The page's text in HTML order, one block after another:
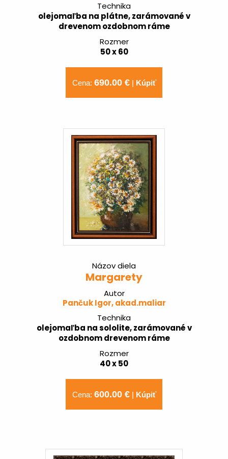
Technika
olejomaľba na plátne, zarámované v
drevenom ozdobnom ráme
Rozmer
50 x 60
Cena: 690.00 €| Kúpiť
Názov diela
Margarety
Autor
Pančuk Igor, akad.maliar
Technika
olejomaľba na sololite, zarámované v
ozdobnom drevenom ráme
Rozmer
40 x 50
Cena: 600.00 €| Kúpiť